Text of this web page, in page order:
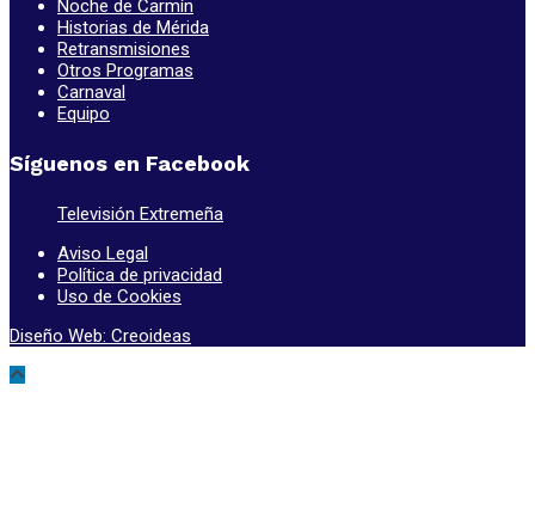
Noche de Carmín
Historias de Mérida
Retransmisiones
Otros Programas
Carnaval
Equipo
Síguenos en Facebook
Televisión Extremeña
Aviso Legal
Política de privacidad
Uso de Cookies
Diseño Web: Creoideas